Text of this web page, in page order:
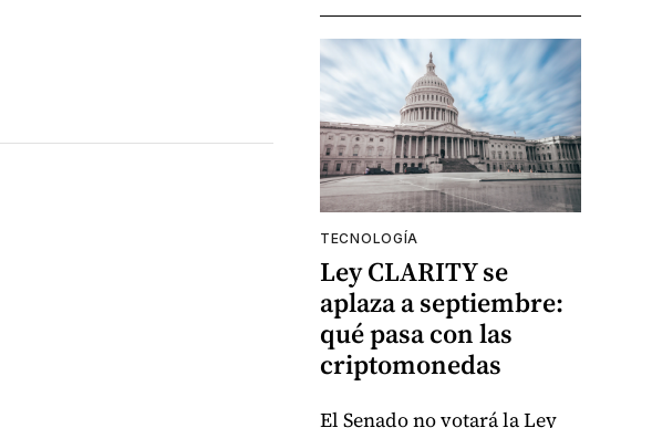
TECNOLOGÍA
Ley CLARITY se
aplaza a septiembre:
qué pasa con las
criptomonedas
El Senado no votará la Ley